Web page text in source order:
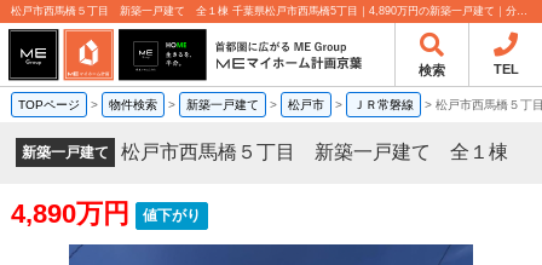
松戸市西馬橋５丁目 新築一戸建て 全１棟 千葉県松戸市西馬橋5丁目｜4,890万円の新築一戸建て｜分譲住宅や新築物件｜MEマイホーム計画京葉株式会社
検索 TEL
TOPページ > 物件検索 > 新築一戸建て > 松戸市 > ＪＲ常磐線 > 松戸市西馬橋５
新築一戸建て 松戸市西馬橋５丁目 新築一戸建て 全１棟
4,890万円 値下がり